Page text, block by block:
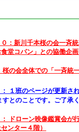
０：新川千本桜の会一斉
食堂コパン」 との協働企
桜の会全体での「一斉
１班のページが更新され
すとのことです。ご了承
ドローン映像鑑賞会が
ンター４階）